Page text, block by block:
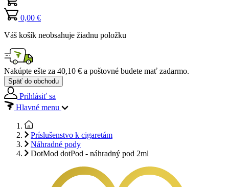
0,00 €
Váš košík neobsahuje žiadnu položku
Nakúpte ešte za 40,10 € a poštovné budete mať zadarmo.
Späť do obchodu
Prihlásiť sa
Hlavné menu
Príslušenstvo k cigaretám
Náhradné pody
DotMod dotPod - náhradný pod 2ml